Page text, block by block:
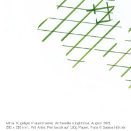
Mitra. Kugeliger Frauenmantel, Archemilla subglobosa, August 2021,
295 x 210 mm, Pitt Artist Pen brush auf 160g Papier, Foto © Sabina Hörtner